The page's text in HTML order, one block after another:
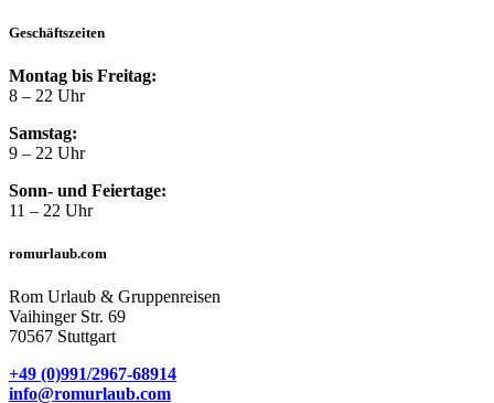
Geschäftszeiten
Montag bis Freitag:
8 – 22 Uhr
Samstag:
9 – 22 Uhr
Sonn- und Feiertage:
11 – 22 Uhr
romurlaub.com
Rom Urlaub & Gruppenreisen
Vaihinger Str. 69
70567 Stuttgart
+49 (0)991/2967-68914
info@romurlaub.com